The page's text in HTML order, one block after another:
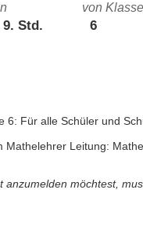
Std.
von
6
6: Für alle Schüler und
Mathelehrer Leitung:
anzumelden möchtest,